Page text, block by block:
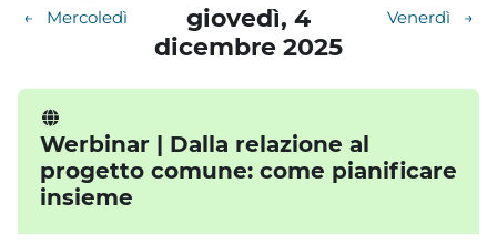
← Mercoledì
giovedì, 4
dicembre 2025
Venerdì →
Werbinar | Dalla relazione al
progetto comune: come pianificare
insieme